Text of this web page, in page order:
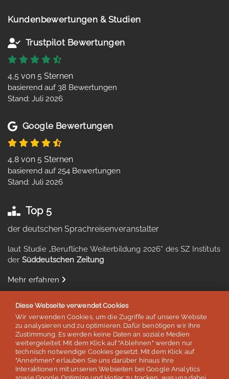
Kundenbewertungen & Studien
Trustpilot Bewertungen
4,5 von 5 Sternen
basierend auf 38 Bewertungen
Stand: Juli 2026
Google Bewertungen
4,8 von 5 Sternen
basierend auf 254 Bewertungen
Stand: Juli 2026
Top 5
der deutschen Sprachreisenveranstalter
laut Studie „Berufliche Weiterbildung 2026” des SZ Instituts
der Süddeutschen Zeitung
Mehr erfahren
Auszeichnungen & Mitgliedschaften
Diese Webseite verwendet Cookies
Wir verwenden Cookies, um die Zugriffe auf unsere Website
zu analysieren und zu optimieren. Dafür benötigen wir Ihre
Zustimmung. Es werden keine Daten an soziale Medien
weitergeleitet. Mit dem Klick auf "Ablehnen" werden nur
technisch notwendige Cookies gesetzt. Mit dem Klick auf
"Annehmen" erlauben Sie uns darüber hinaus Ihre
Interaktionen mit unseren Webseiten bei Google Analytics